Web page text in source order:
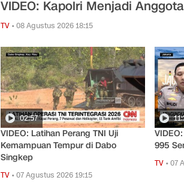
VIDEO: Kapolri Menjadi
TV •08 Agustus 2026 18:15
02:57
VIDEO: Latihan Perang TNI Uji
Kemampuan Tempur di Dabo
Singkep
TV •07 Agustus 2026 19:15
995
TV •07